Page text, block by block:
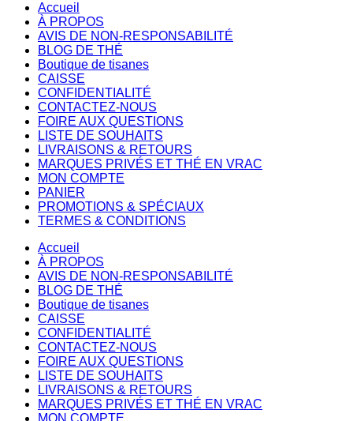
Accueil
À PROPOS
AVIS DE NON-RESPONSABILITÉ
BLOG DE THÉ
Boutique de tisanes
CAISSE
CONFIDENTIALITÉ
CONTACTEZ-NOUS
FOIRE AUX QUESTIONS
LISTE DE SOUHAITS
LIVRAISONS & RETOURS
MARQUES PRIVÉS ET THÉ EN VRAC
MON COMPTE
PANIER
PROMOTIONS & SPÉCIAUX
TERMES & CONDITIONS
Accueil
À PROPOS
AVIS DE NON-RESPONSABILITÉ
BLOG DE THÉ
Boutique de tisanes
CAISSE
CONFIDENTIALITÉ
CONTACTEZ-NOUS
FOIRE AUX QUESTIONS
LISTE DE SOUHAITS
LIVRAISONS & RETOURS
MARQUES PRIVÉS ET THÉ EN VRAC
MON COMPTE